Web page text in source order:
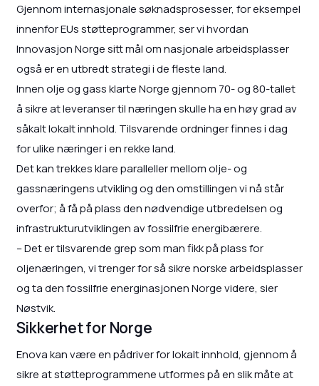
Gjennom internasjonale søknadsprosesser, for eksempel
innenfor EUs støtteprogrammer, ser vi hvordan
Innovasjon Norge sitt mål om nasjonale arbeidsplasser
også er en utbredt strategi i de fleste land.
Innen olje og gass klarte Norge gjennom 70- og 80-tallet
å sikre at leveranser til næringen skulle ha en høy grad av
såkalt lokalt innhold. Tilsvarende ordninger finnes i dag
for ulike næringer i en rekke land.
Det kan trekkes klare paralleller mellom olje- og
gassnæringens utvikling og den omstillingen vi nå står
overfor; å få på plass den nødvendige utbredelsen og
infrastrukturutviklingen av fossilfrie energibærere.
– Det er tilsvarende grep som man fikk på plass for
oljenæringen, vi trenger for så sikre norske arbeidsplasser
og ta den fossilfrie energinasjonen Norge videre, sier
Nøstvik.
Sikkerhet for Norge
Enova kan være en pådriver for lokalt innhold, gjennom å
sikre at støtteprogrammene utformes på en slik måte at